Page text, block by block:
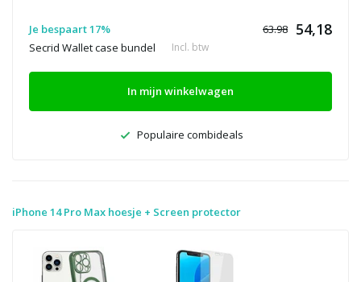
Je bespaart 17% 63.98 54,18
Secrid Wallet case bundel Incl. btw
In mijn winkelwagen
Populaire combideals
iPhone 14 Pro Max hoesje + Screen protector